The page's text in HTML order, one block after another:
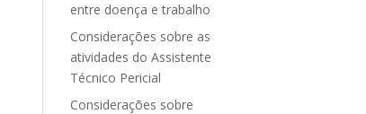
entre doença e trabalho
Considerações sobre as
atividades do Assistente
Técnico Pericial
Considerações sobre